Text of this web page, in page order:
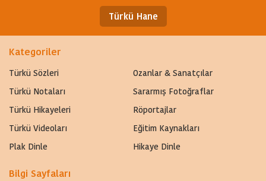
Türkü Hane
Kategoriler
Türkü Sözleri
Ozanlar & Sanatçılar
Türkü Notaları
Sararmış Fotoğraflar
Türkü Hikayeleri
Röportajlar
Türkü Videoları
Eğitim Kaynakları
Plak Dinle
Hikaye Dinle
Bilgi Sayfaları